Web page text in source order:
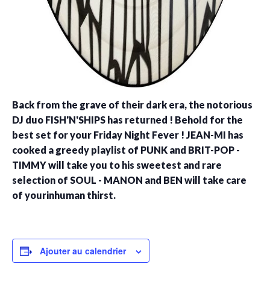
Back from the grave of their dark era, the notorious
DJ duo FISH'N'SHIPS has returned ! Behold for the
best set for your Friday Night Fever ! JEAN-MI has
cooked a greedy playlist of PUNK and BRIT-POP -
TIMMY will take you to his sweetest and rare
selection of SOUL - MANON and BEN will take care
of yourinhuman thirst.
Ajouter au calendrier